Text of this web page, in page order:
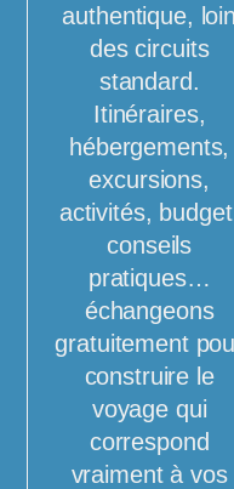
authentique, loin
des circuits
standard.
Itinéraires,
hébergements,
excursions,
activités,
conseils
pratiques…
échangeons
gratuitement
construire le
voyage qui
correspond
vraiment à vos